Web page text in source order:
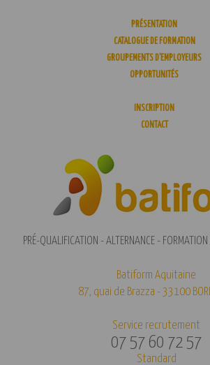
PRÉSENTATION
CATALOGUE DE FORMATION
GROUPEMENTS D’EMPLOYEURS
OPPORTUNITÉS
INSCRIPTION
CONTACT
PRÉ-QUALIFICATION - ALTERNANCE -
Batiform Aquitaine
87, quai de Brazza - 33100
Service recrutement
07 57 60 72 57
Standard